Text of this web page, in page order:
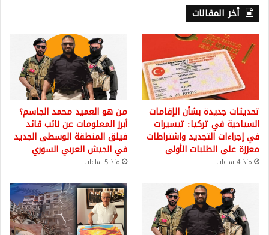
أخر المقالات
تحديثات جديدة بشأن الإقامات
السياحية في تركيا: تيسيرات
في إجراءات التجديد واشتراطات
معززة على الطلبات الأولى
منذ 4 ساعات
من هو العميد محمد الجاسم؟
أبرز المعلومات عن نائب قائد
فيلق المنطقة الوسطى الجديد
في الجيش العربي السوري
منذ 5 ساعات